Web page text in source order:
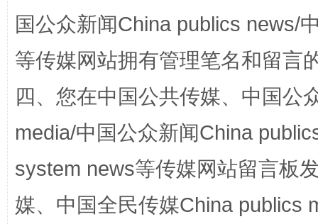
国公众新闻China publics news/
等传媒网站拥有管理笔名和留言
四、您在中国公共传媒、中国公
media/中国公众新闻China
system news等传媒网站留言板
媒、中国全民传媒China publics